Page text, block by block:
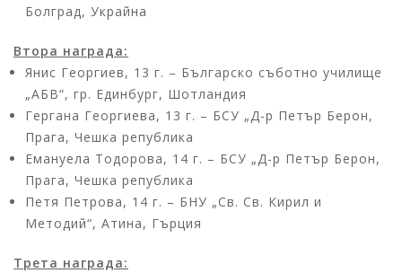
Болград, Украйна
Втора награда:
Янис Георгиев, 13 г. – Българско съботно училище
„АБВ“, гр. Единбург, Шотландия
Гергана Георгиева, 13 г. – БСУ „Д-р Петър Берон,
Прага, Чешка република
Емануела Тодорова, 14 г. – БСУ „Д-р Петър Берон,
Прага, Чешка република
Петя Петрова, 14 г. – БНУ „Св. Св. Кирил и
Методий“, Атина, Гърция
Трета награда: